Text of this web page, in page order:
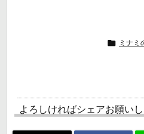
 ミナミ
よろしければシェアお願い